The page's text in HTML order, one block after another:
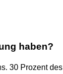
haben?
30 Prozent des